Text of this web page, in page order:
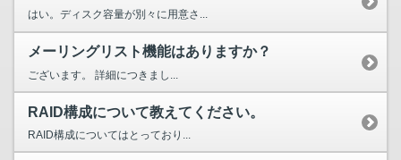
はい。ディスク容量が別々に用意さ...
メーリングリスト機能はありますか？
ございます。 詳細につきまし...
RAID構成について教えてください。
RAID構成についてはとっており...